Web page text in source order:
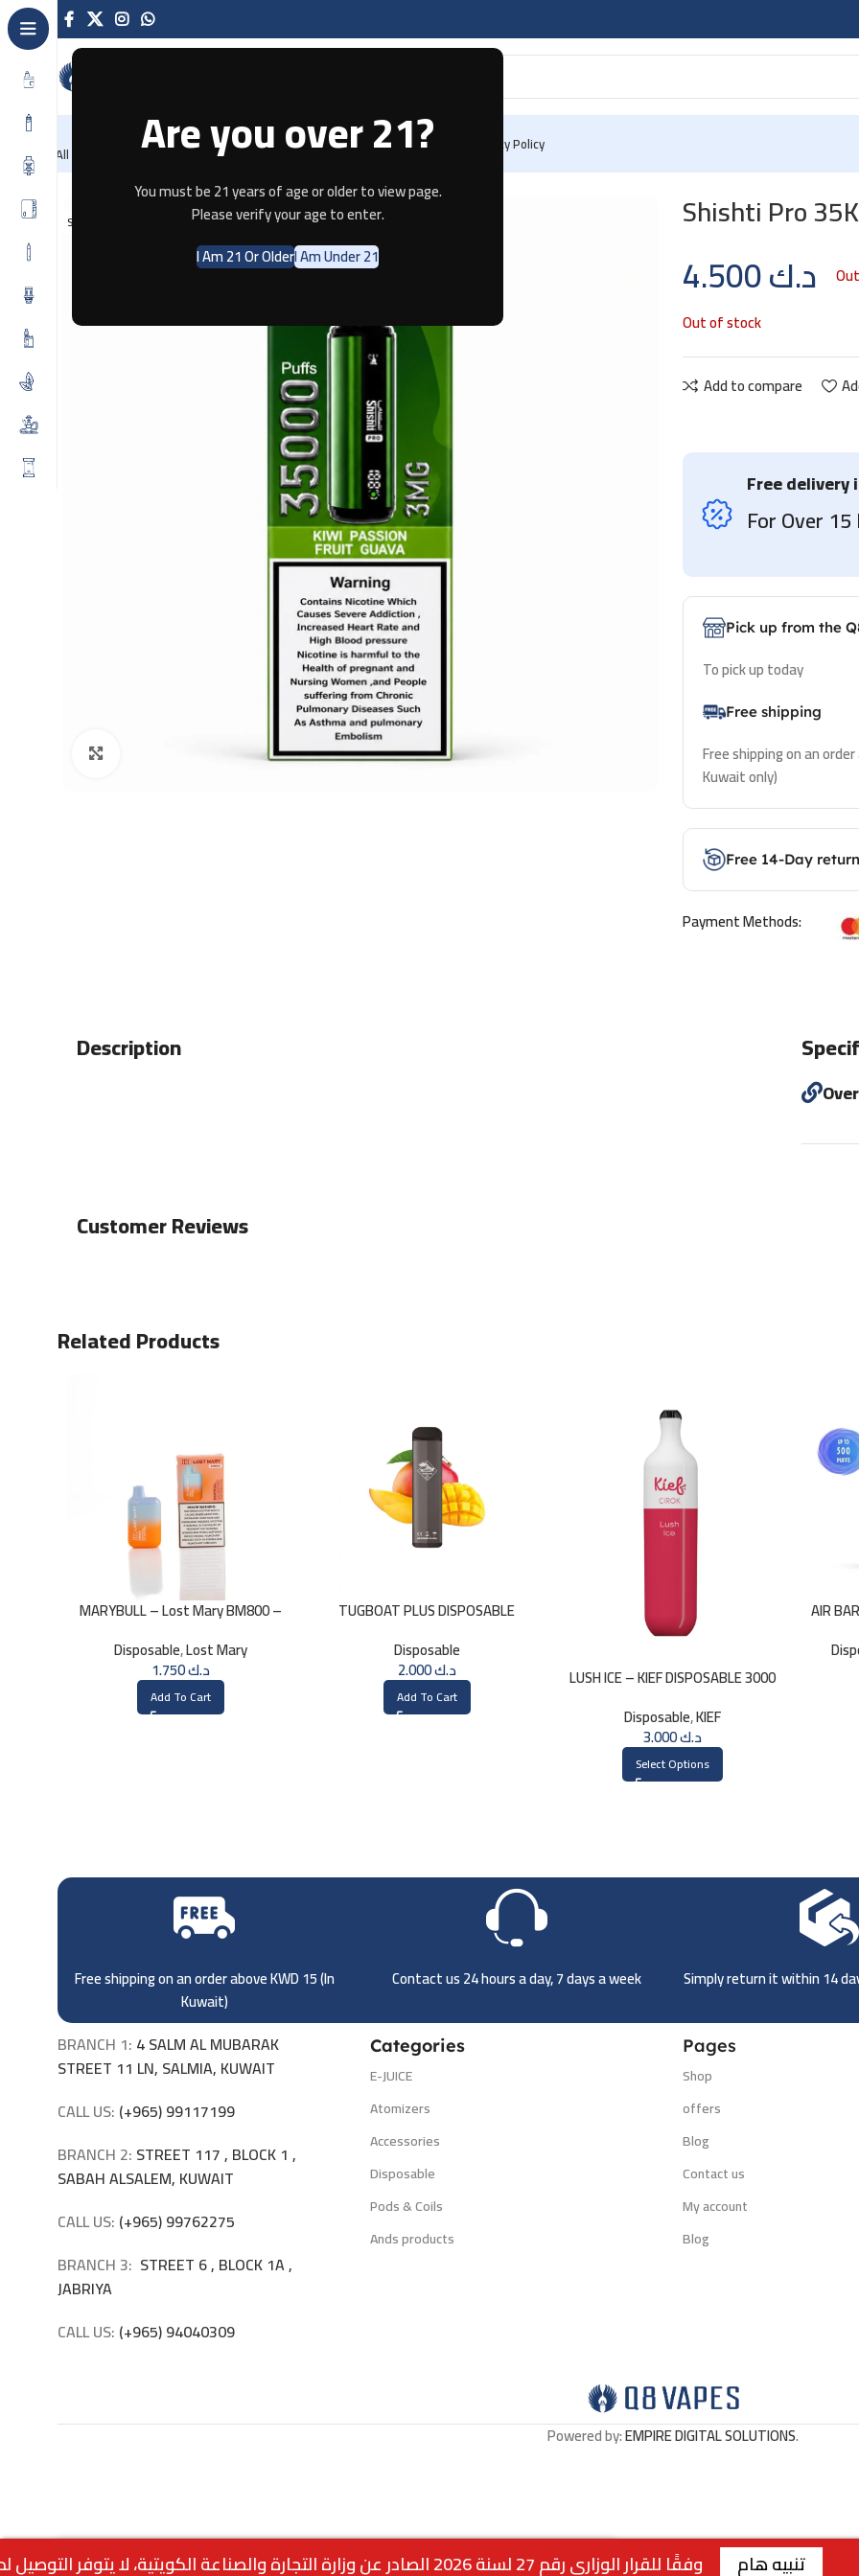
Are you over 21?
You must be 21 years of age or older to view page.
Please verify your age to enter.
I Am 21 Or OlderI Am Under 21
All Categories HomeRecently Arrived Offers BlogContact Us Privacy Policy
Home Shishti Pro 35K Kiwi Passion Fruit Guava
SOLD OUT Shishti Pro
د.ك
Out of stock
Add to compare
Free delivery
For Over 15
Pick up from the
To pick up today
Free shipping
Free shipping on an
Kuwait only)
Free 14-Day
Payment Methods:
Description
Customer Reviews
Related Products
MARYBULL – Lost Mary BM800 –
Disposable,Lost Mary
د.ك1.750
Add To Cart
TUGBOAT PLUS DISPOSABLE
Disposable
د.ك2.000
Add To Cart
LUSH ICE – KIEF DISPOSABLE 3000
Disposable,KIEF
د.ك3.000
Select Options
AIR
Free shipping on an order above KWD 15 (In
Kuwait)
Contact us 24 hours a day, 7 days a week Simply return it within 14
BRANCH 1: 4 SALM AL MUBARAK
STREET 11 LN, SALMIA, KUWAIT
CALL US: (+965) 99117199
BRANCH 2: STREET 117 , BLOCK 1 ,
SABAH ALSALEM, KUWAIT
CALL US: (+965) 99762275
BRANCH 3: STREET 6 , BLOCK 1A ,
JABRIYA
CALL US: (+965) 94040309
Categories
E-JUICE
Atomizers
Accessories
Disposable
Pods & Coils
Ands products
Pages
Shop
offers
Blog
Contact us
My account
Blog
Powered by:EMPIRE DIGITAL SOLUTIONS.
وفقًا للقرار الوزاري رقم 27 لسنة 2026 الصادر عن وزارة التجارة والصناعة الكويتية، لا يتوفر التوصيل لمنتجات التبغ داخل الكويت. جميع الطلبات متاحة للاستلام من الفروع فقط . | الفرع الاول : السالمية - قطعة 2 - شارع سالم المبارك - مجمع ريم | رقم الفرع: 99117199 | | الفرع الثاني : صباح السالم - قطعة 1 - شارع 117 | رقم الفرع: 99762275 | | الفرع الثالث : الجابرية - قطعة 1 - شارع 6 | رقم الفرع: 94040309 | ويقتصر البيع عبر الموقع للملكة العربية السعودية